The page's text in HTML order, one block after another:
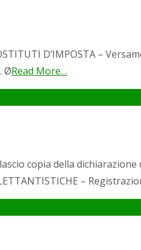
D’IMPOSTA –
ØRead More…
copia della
–